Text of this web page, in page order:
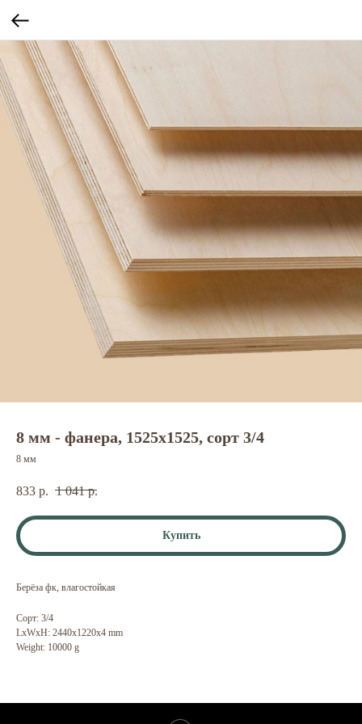
8 мм - фанера, 1525х1525, сорт 3/4
8 мм
833 р. 1 041 р.
Купить
Берёза фк, влагостойкая
Сорт: 3/4
LxWxH: 2440x1220x4 mm
Weight: 10000 g